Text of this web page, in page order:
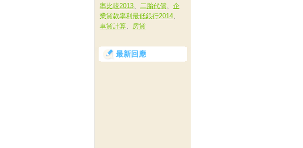
率比較2013、 二胎代償、 企
業貸款率利最低銀行2014、
車貸計算、 房貸
最新回應